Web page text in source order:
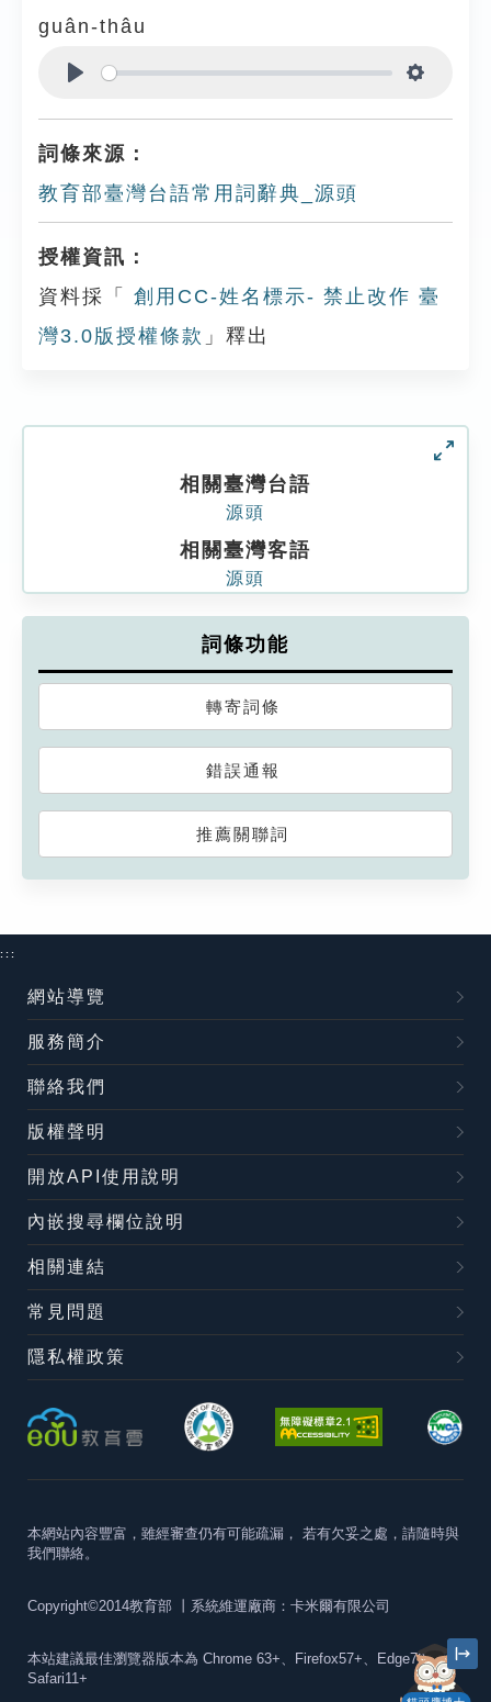
guân-thâu
詞條來源：
教育部臺灣台語常用詞辭典_源頭
授權資訊：
資料採「
創用CC-姓名標示- 禁止改作 臺
灣3.0版授權條款 」釋出
相關臺灣台語
源頭
相關臺灣客語
源頭
詞條功能
轉寄詞條
錯誤通報
推薦關聯詞
:::
網站導覽
服務簡介
聯絡我們
版權聲明
開放API使用說明
內嵌搜尋欄位說明
相關連結
常見問題
隱私權政策
本網站內容豐富，雖經審查仍有可能疏漏， 若有欠妥之處，請隨時與
我們聯絡。
Copyright©2014教育部 丨系統維運廠商：卡米爾有限公司
本站建議最佳瀏覽器版本為 Chrome 63+、Firefox57+、Edge79+及
Safari11+